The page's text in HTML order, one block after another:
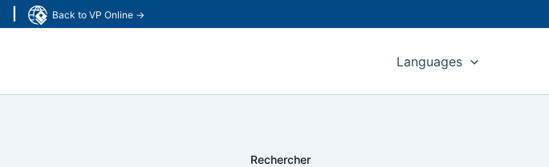
Back to VP Online →
Languages
Rechercher